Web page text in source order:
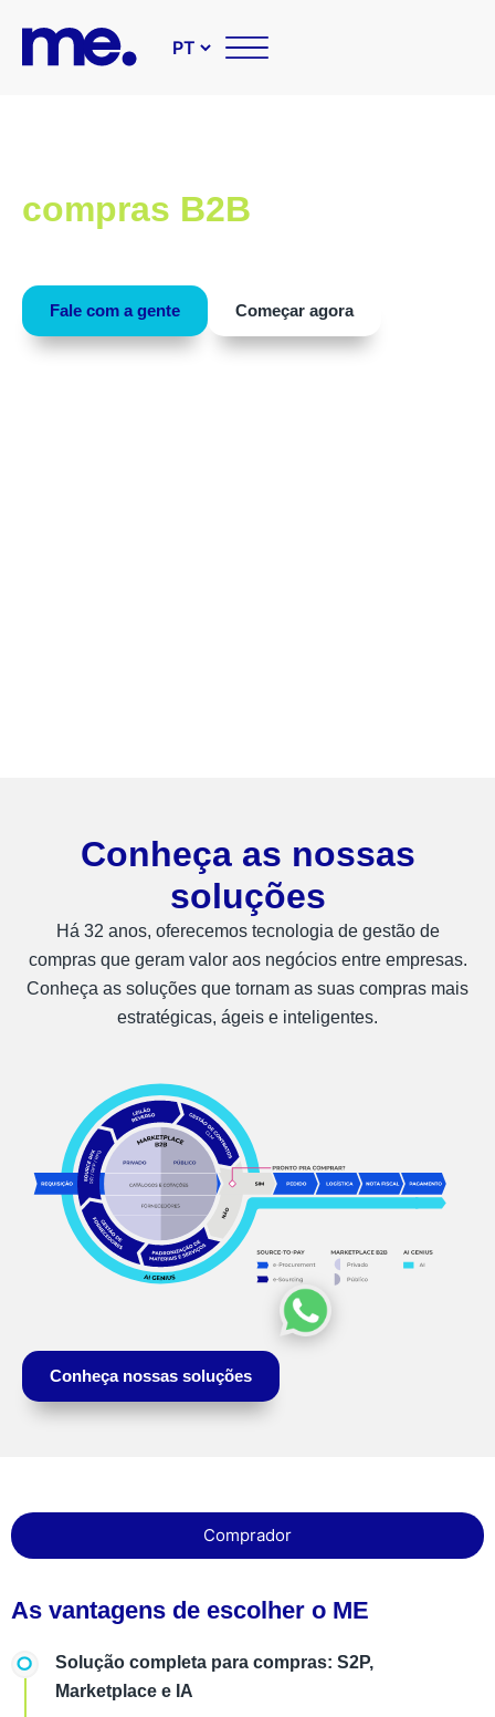
compras B2B
Fale com a gente Começar agora
Conheça as nossas
soluções
Há 32 anos, oferecemos tecnologia de gestão de
compras que geram valor aos negócios entre empresas.
Conheça as soluções que tornam as suas compras mais
estratégicas, ágeis e inteligentes.
Conheça nossas soluções
Comprador
As vantagens de escolher o ME
Solução completa para compras: S2P,
Marketplace e IA